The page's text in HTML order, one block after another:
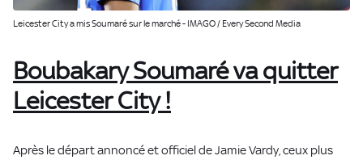
Leicester City a mis Soumaré sur le marché - IMAGO / Every Second Media
Boubakary Soumaré va quitter
Leicester City !
Après le départ annoncé et officiel de Jamie Vardy, ceux plus